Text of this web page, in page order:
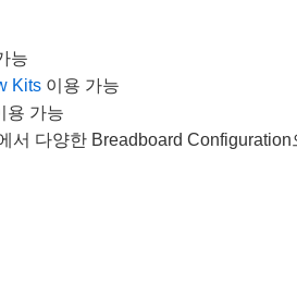
능
Kits이용 가능
용 가능
서 다양한 Breadboard Configuration